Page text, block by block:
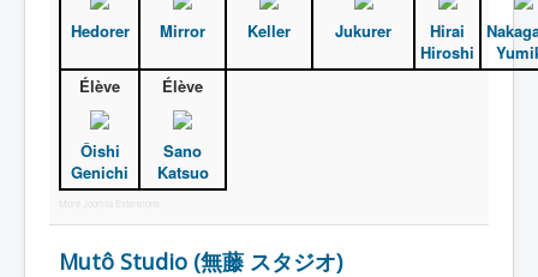
Hedorer Mirror Keller Jukurer
Hirai
Hiroshi
Élève
Ôishi
Genichi
Élève
Sano
Katsuo
More Joomla Extensions
Mutô Studio (無藤 スタジオ)